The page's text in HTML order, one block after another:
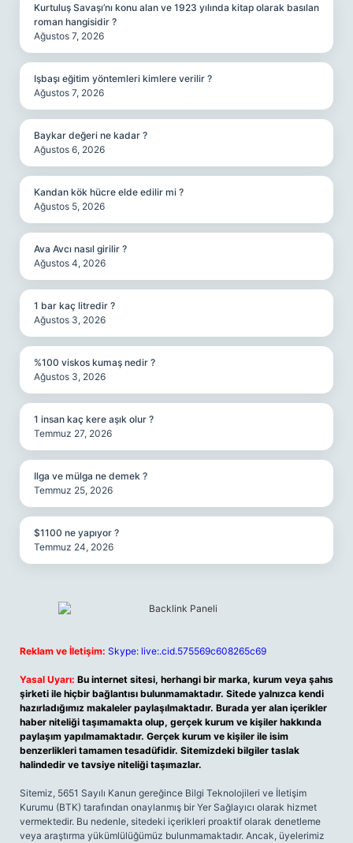
Kurtuluş Savaşı’nı konu alan ve 1923 yılında kitap olarak basılan
roman hangisidir ?
Ağustos 7, 2026
Işbaşı eğitim yöntemleri kimlere verilir ?
Ağustos 7, 2026
Baykar değeri ne kadar ?
Ağustos 6, 2026
Kandan kök hücre elde edilir mi ?
Ağustos 5, 2026
Ava Avcı nasıl girilir ?
Ağustos 4, 2026
1 bar kaç litredir ?
Ağustos 3, 2026
%100 viskos kumaş nedir ?
Ağustos 3, 2026
1 insan kaç kere aşık olur ?
Temmuz 27, 2026
Ilga ve mülga ne demek ?
Temmuz 25, 2026
$1100 ne yapıyor ?
Temmuz 24, 2026
Reklam ve İletişim: Skype: live:.cid.575569c608265c69
Yasal Uyarı: Bu internet sitesi, herhangi bir marka, kurum veya şahıs
şirketi ile hiçbir bağlantısı bulunmamaktadır. Sitede yalnızca kendi
hazırladığımız makaleler paylaşılmaktadır. Burada yer alan içerikler
haber niteliği taşımamakta olup, gerçek kurum ve kişiler hakkında
paylaşım yapılmamaktadır. Gerçek kurum ve kişiler ile isim
benzerlikleri tamamen tesadüfidir. Sitemizdeki bilgiler taslak
halindedir ve tavsiye niteliği taşımazlar.
Sitemiz, 5651 Sayılı Kanun gereğince Bilgi Teknolojileri ve İletişim
Kurumu (BTK) tarafından onaylanmış bir Yer Sağlayıcı olarak hizmet
vermektedir. Bu nedenle, sitedeki içerikleri proaktif olarak denetleme
veya araştırma yükümlülüğümüz bulunmamaktadır. Ancak, üyelerimiz